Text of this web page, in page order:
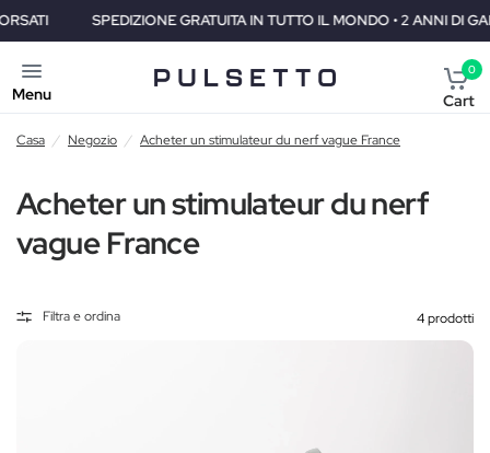
SPEDIZIONE GRATUITA IN TUTTO IL MONDO • 2 ANNI DI GARANZIA •
Menu
0
Cart
Casa / Negozio / Acheter un stimulateur du nerf vague France
Acheter un stimulateur du nerf
vague France
Filtra e ordina 4 prodotti